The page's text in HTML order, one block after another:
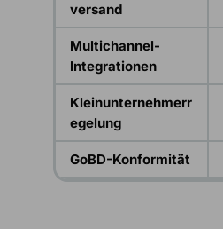
versand
Multichannel-
Integrationen
Kleinunternehmerr
egelung
GoBD-Konformität